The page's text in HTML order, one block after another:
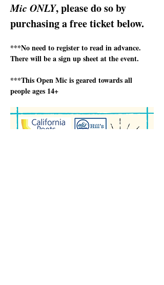
Mic ONLY, please do so by
purchasing a free ticket below.
***No need to register to read in advance.
There will be a sign up sheet at the event.
***This Open Mic is geared towards all
people ages 14+